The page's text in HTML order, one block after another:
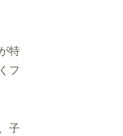
特
フ
子